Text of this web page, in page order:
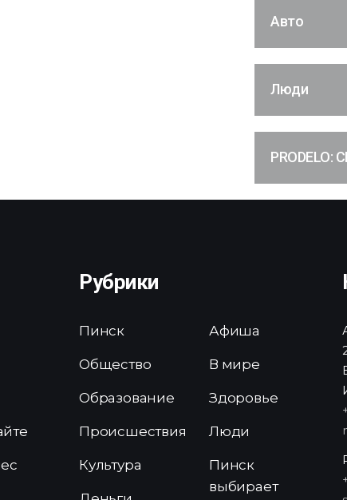
Авто
Люди
Рубрики
Пинск
Общество
Образование
Происшествия
Культура
Афиша
В мире
Здоровье
Люди
Пинск
выбирает